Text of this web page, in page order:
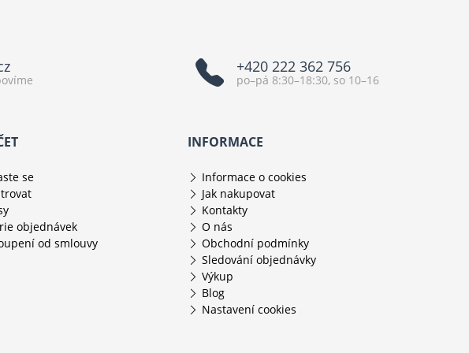
+420 222 362 756
po–pá 8:30–18:30, so 10–16
se
objednávek
od smlouvy
INFORMACE
Informace o cookies
Jak nakupovat
Kontakty
O nás
Obchodní podmínky
Sledování objednávky
Výkup
Blog
Nastavení cookies